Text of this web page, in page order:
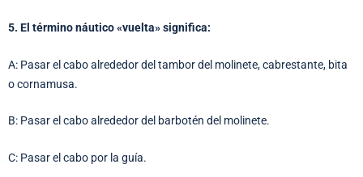
5. El término náutico «vuelta» significa:
A: Pasar el cabo alrededor del tambor del molinete, cabrestante, bita
o cornamusa.
B: Pasar el cabo alrededor del barbotén del molinete.
C: Pasar el cabo por la guía.